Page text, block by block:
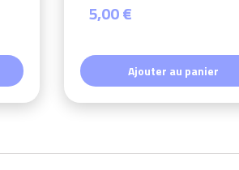
5,00 €
Ajouter au panier